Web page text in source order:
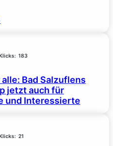
183
Bad Salzuflens
jetzt auch für
und Interessierte
Klicks: 21